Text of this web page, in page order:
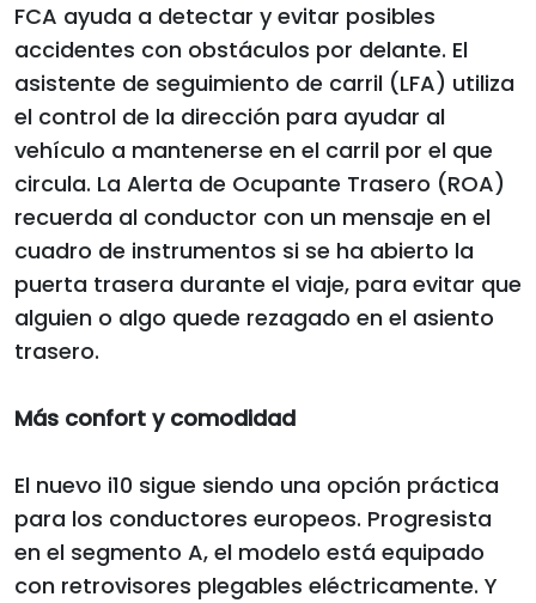
FCA ayuda a detectar y evitar posibles
accidentes con obstáculos por delante. El
asistente de seguimiento de carril (LFA) utiliza
el control de la dirección para ayudar al
vehículo a mantenerse en el carril por el que
circula. La Alerta de Ocupante Trasero (ROA)
recuerda al conductor con un mensaje en el
cuadro de instrumentos si se ha abierto la
puerta trasera durante el viaje, para evitar que
alguien o algo quede rezagado en el asiento
trasero.
Más confort y comodidad
El nuevo i10 sigue siendo una opción práctica
para los conductores europeos. Progresista
en el segmento A, el modelo está equipado
con retrovisores plegables eléctricamente. Y